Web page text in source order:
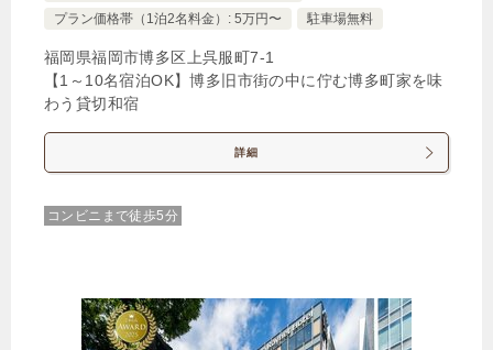
プラン価格帯（1泊2名料金）: 5万円〜
駐車場無料
福岡県福岡市博多区上呉服町7‐1
【1～10名宿泊OK】博多旧市街の中に佇む博多町家を味
わう貸切和宿
詳細
コンビニまで徒歩5分